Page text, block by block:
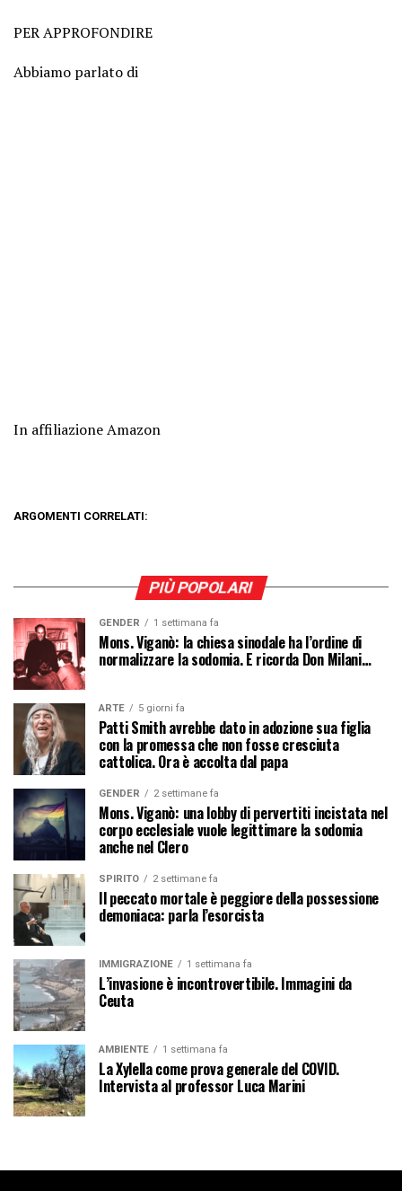
PER APPROFONDIRE
Abbiamo parlato di
In affiliazione Amazon
ARGOMENTI CORRELATI:
PIÙ POPOLARI
GENDER 1 settimana fa
Mons. Viganò: la chiesa sinodale ha l’ordine di
normalizzare la sodomia. E ricorda Don Milani…
ARTE 5 giorni fa
Patti Smith avrebbe dato in adozione sua figlia
con la promessa che non fosse cresciuta
cattolica. Ora è accolta dal papa
GENDER 2 settimane fa
Mons. Viganò: una lobby di pervertiti incistata nel
corpo ecclesiale vuole legittimare la sodomia
anche nel Clero
SPIRITO 2 settimane fa
Il peccato mortale è peggiore della possessione
demoniaca: parla l’esorcista
IMMIGRAZIONE 1 settimana fa
L’invasione è incontrovertibile. Immagini da
Ceuta
AMBIENTE 1 settimana fa
La Xylella come prova generale del COVID.
Intervista al professor Luca Marini